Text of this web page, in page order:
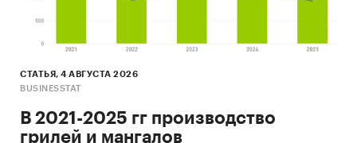
СТАТЬЯ, 4 АВГУСТА 2026
BUSINESSTAT
В 2021-2025 гг производство
грилей и мангалов